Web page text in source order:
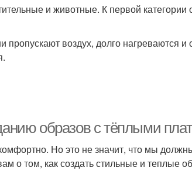
и животные. К первой категории
воздух, долго нагреваются и
образов с тёплыми
Но это не значит, что мы
о том, как создать стильные и теплые